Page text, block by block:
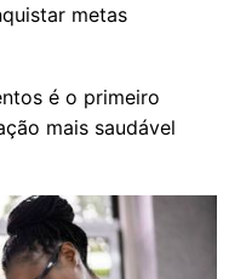
metas
é o primeiro
mais saudável